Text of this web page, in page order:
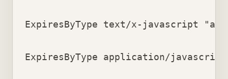
ExpiresByType text/x-javascript
ExpiresByType application/